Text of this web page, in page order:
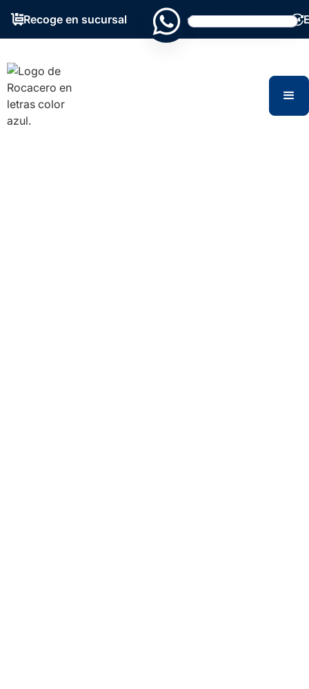
Recoge en sucursal Grandes existencias